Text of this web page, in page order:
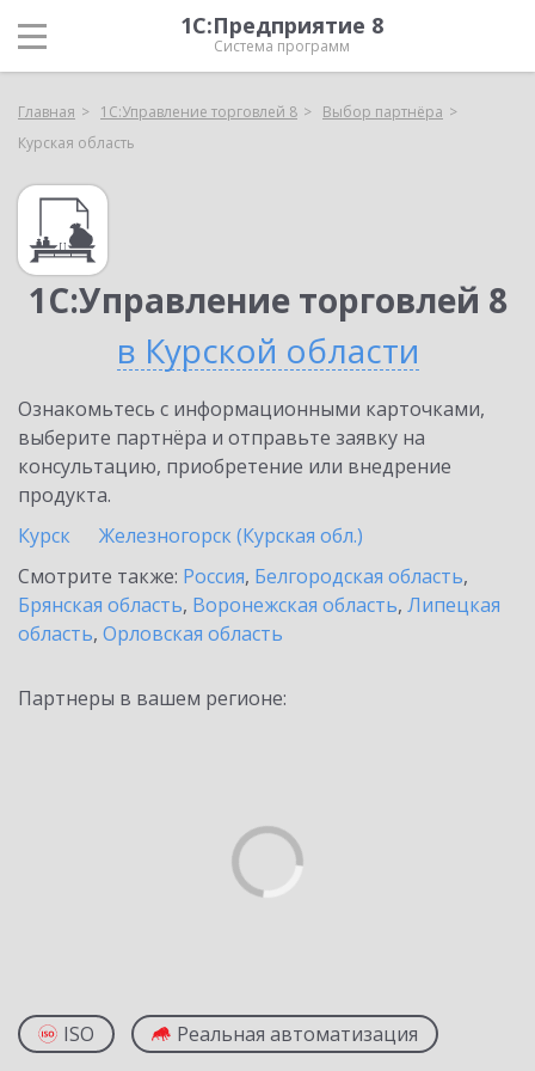
1С:Предприятие 8
Система программ
Главная 1С:Управление торговлей 8
Выбор партнёра
Курская область
1С:Управление торговлей 8
в Курской области
Ознакомьтесь с информационными карточками,
выберите партнёра и отправьте заявку на
консультацию, приобретение или внедрение
продукта.
Курск
Железногорск (Курская обл.)
Смотрите также: Россия, Белгородская область,
Брянская область, Воронежская область, Липецкая
область, Орловская область
Партнеры в вашем регионе:
ISO Реальная автоматизация